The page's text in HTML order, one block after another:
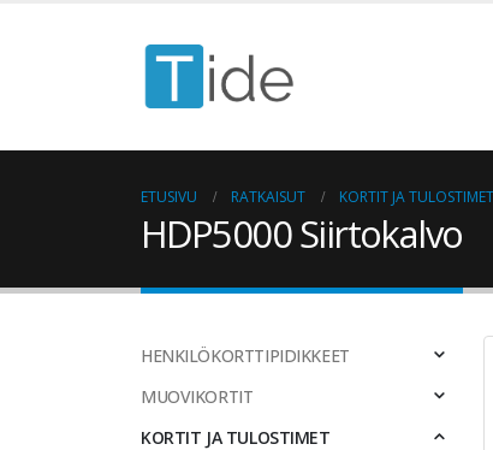
ETUSIVU RATKAISUT KORTIT JA TULOSTIMET
HDP5000 Siirtokalvo
HENKILÖKORTTIPIDIKKEET
MUOVIKORTIT
KORTIT JA TULOSTIMET